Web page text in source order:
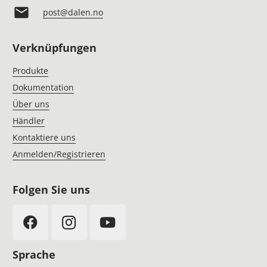
mail post@dalen.no
Verknüpfungen
Produkte
Dokumentation
Über uns
Händler
Kontaktiere uns
Anmelden/Registrieren
Folgen Sie uns
Sprache